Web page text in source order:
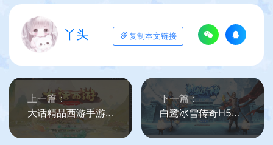
丫头 复制本文链接
上一篇：
大话精品西游手游开区合区教程
下一篇：
白鹭冰雪传奇H5上线邮箱修改教程